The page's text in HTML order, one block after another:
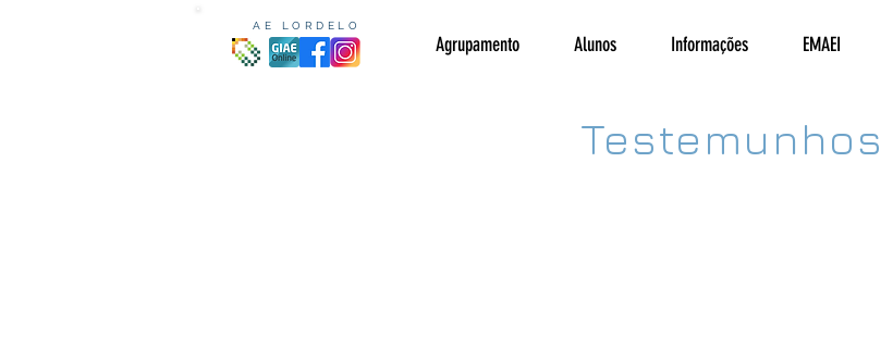
Agrupamento Alunos Informações EMAEI
AE LORDELO
Testemunhos